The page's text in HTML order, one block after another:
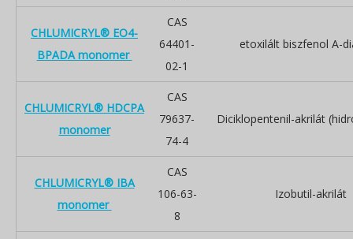
CHLUMICRYL® EO4-
BPADA monomer
CAS
64401-
02-1
etoxilált biszfenol A-
CHLUMICRYL® HDCPA
monomer
CAS
79637-
74-4
Diciklopentenil-akrilát
CHLUMICRYL® IBA
monomer
CAS
106-63-
8
Izobutil-akrilát